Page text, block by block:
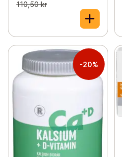
110,50 kr
-20%